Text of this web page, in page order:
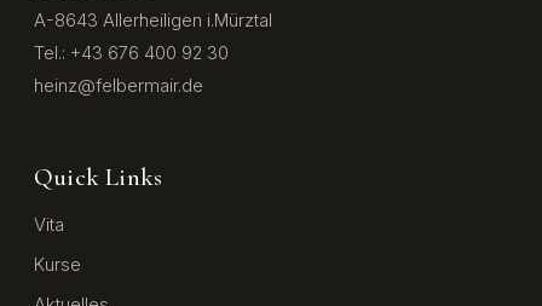
A-8643 Allerheiligen i.Mürztal
Tel.: +43 676 400 92 30
heinz@felbermair.de
Quick Links
Vita
Kurse